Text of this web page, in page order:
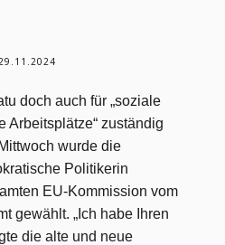
doch auch für „soziale
Arbeitsplätze“ zuständig
wurde die
Politikerin
EU-Kommission vom
gewählt. „Ich habe Ihren
die alte und neue